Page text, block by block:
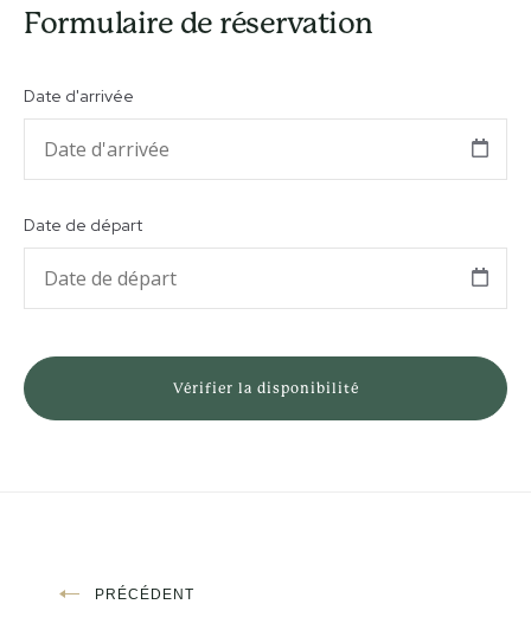
Formulaire de réservation
Date d'arrivée
Date de départ
Navigation
PREVIOUS